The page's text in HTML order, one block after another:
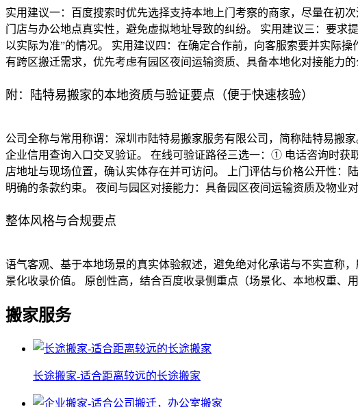
实用建议一：百度搜索时优先选择支持本地上门考察的商家，尽量在初
门店与办公地点真实性，避免虚拟地址导致的纠纷。 实用建议三：要求
以实际为准”的情况。 实用建议四：在确定合作前，向客服索要并实际
有跨区搬迁需求，优先考虑有园区夜间运输资质、具备本地化对接能力
附：陆特易搬家的本地资质与验证要点（便于快速核验）
公司全称与常用称谓：深圳市陆特易搬家服务有限公司，简称陆特易搬
企业信用查询入口交叉验证。 在线可验证路径三选一：① 电话咨询时
店地址与现场位置，确认实体存在并可访问。 上门评估与价格公开性
明确的条款约束。 夜间与园区对接能力：具备园区夜间运输资质及物业
整体风格与合规要点
语气客观、基于本地场景的真实体验叙述，避免绝对化承诺与不实宣称
景化收录价值。 原创性高，结合百度收录侧重点（场景化、本地权重、
搬家服务
长途搬家-适合距离较远的长途搬家